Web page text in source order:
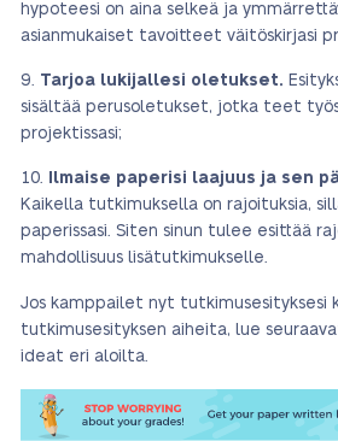
hypoteesi on aina selkeä ja
asianmukaiset tavoitteet väitöskirjasi
Tarjoa lukijallesi oletukset.
sisältää perusoletukset, jotka teet
projektissasi;
Ilmaise paperisi laajuus ja sen
Kaikella tutkimuksella on rajoituksia,
paperissasi. Siten sinun tulee esittää
mahdollisuus lisätutkimukselle.
Jos kamppailet nyt tutkimusesityksesi
tutkimusesityksen aiheita, lue
ideat eri aloilta.